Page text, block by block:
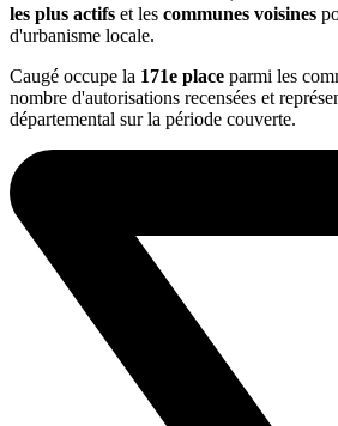
les plus actifs et les communes voisines
d'urbanisme locale.
Caugé occupe la 171e place parmi les
nombre d'autorisations recensées et
départemental sur la période couverte.